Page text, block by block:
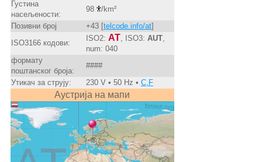
Густина
насељености:
98
/km²
Позивни број
+43 [telcode.info/at]
ISO3166 кодови:
ISO2: AT, ISO3: AUT,
num: 040
формату
поштанског броја:
####
Утикач за струју:
230 V • 50 Hz • C,F
Аустрија на мапи